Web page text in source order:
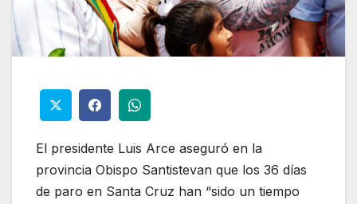
El presidente Luis Arce aseguró en la
provincia Obispo Santistevan que los 36 días
de paro en Santa Cruz han “sido un tiempo